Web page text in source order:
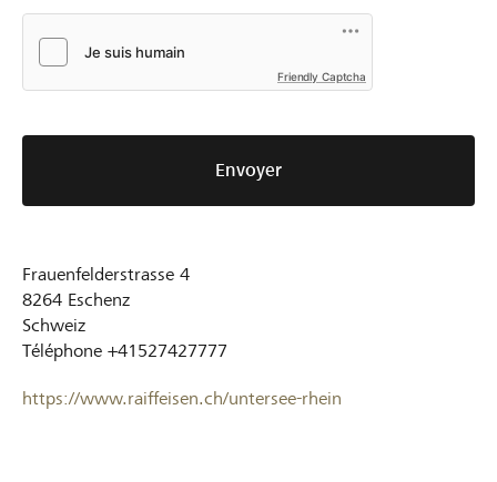
Friendly Captcha
Envoyer
Frauenfelderstrasse 4
8264 Eschenz
Schweiz
Téléphone +41527427777
https://www.raiffeisen.ch/untersee-rhein